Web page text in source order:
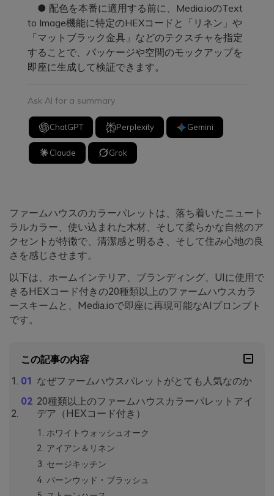
● 配色を本番に適用する前に、Media.ioのText
to Image機能に特定のHEXコードと「リネン」や
「マットブラック金具」などのテクスチャを指定
することで、パッケージや空間のモックアップを
即座に生成して検証できます。
Ask AI for a summary
ChatGPT Perplexity Gemini
Claude Grok
ファームハウスのカラーパレットは、落ち着いたニュート
ラルカラー、使い込まれた木材、そして柔らかな自然のア
クセントが特徴で、清潔感と明るさ、そして住み心地の良
さを感じさせます。
以下は、ホームインテリア、ブランディング、UIに使用で
きるHEXコード付きの20種類以上のファームハウスカラ
ースキームと、Media.ioで即座に再現可能なAIプロンプト
です。
この記事の内容
なぜファームハウスパレットがとても人気なのか
20種類以上のファームハウスカラーパレットアイ
デア（HEXコード付き）
ホワイトウォッシュオーク
アイアン＆リネン
セージキッチン
バーンウッド・ブラッシュ